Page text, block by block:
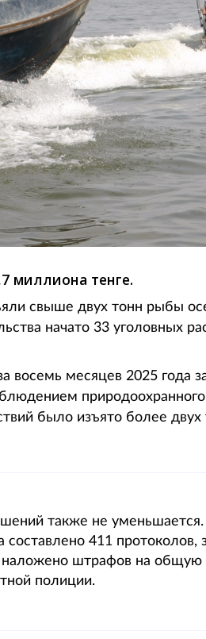
миллиона тенге.
свыше двух тонн рыбы
начато 33 уголовных
восемь месяцев 2025 года
природоохранного
было изъято более
также не
411 протоколов,
наложено штрафов на
полиции.